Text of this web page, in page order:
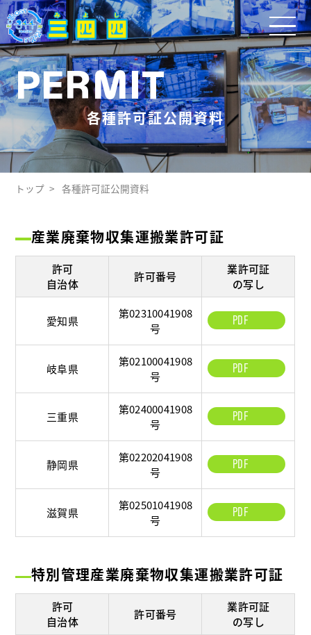
PERMIT
各種許可証公開資料
トップ 各種許可証公開資料
産業廃棄物収集運搬業許可証
許可
自治体
許可番号
業許可証
の写し
愛知県
第02310041908
号
PDF
岐阜県
第02100041908
号
PDF
三重県
第02400041908
号
PDF
静岡県
第02202041908
号
PDF
滋賀県
第02501041908
号
PDF
特別管理産業廃棄物収集運搬業許可証
許可
自治体
許可番号
業許可証
の写し